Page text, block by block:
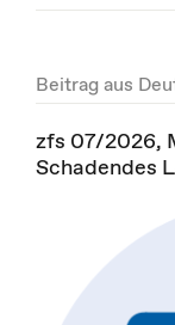
Beitrag aus
zfs 07/2026,
Schadendes